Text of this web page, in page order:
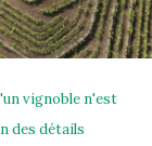
vignoble n'est
des détails